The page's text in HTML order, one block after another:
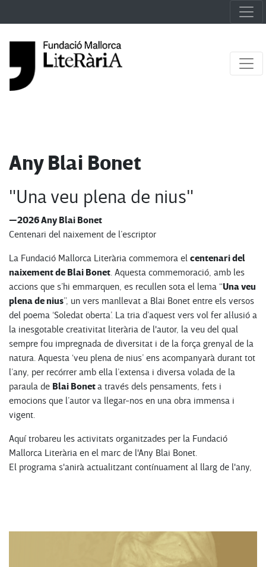
Any Blai Bonet
"Una veu plena de nius"
—2026 Any Blai Bonet
Centenari del naixement de l’escriptor
La Fundació Mallorca Literària commemora el centenari del
naixement de Blai Bonet. Aquesta commemoració, amb les
accions que s’hi emmarquen, es recullen sota el lema “Una veu
plena de nius”, un vers manllevat a Blai Bonet entre els versos
del poema ‘Soledat oberta’. La tria d’aquest vers vol fer al·lusió a
la inesgotable creativitat literària de l'autor, la veu del qual
sempre fou impregnada de diversitat i de la força grenyal de la
natura. Aquesta ‘veu plena de nius’ ens acompanyarà durant tot
l’any, per recórrer amb ella l’extensa i diversa volada de la
paraula de Blai Boneta través dels pensaments, fets i
emocions que l’autor va llegar-nos en una obra immensa i
vigent.
Aquí trobareu les activitats organitzades per la Fundació
Mallorca Literària en el marc de l'Any Blai Bonet.
El programa s'anirà actualitzant contínuament al llarg de l'any,